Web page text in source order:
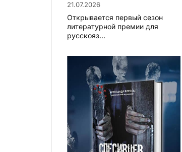
21.07.2026
Открывается первый сезон
литературной премии для
русскояз...